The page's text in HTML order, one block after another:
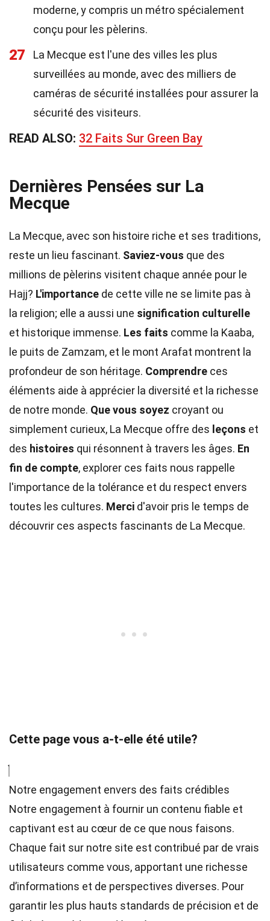
moderne, y compris un métro spécialement
conçu pour les pèlerins.
27
La Mecque est l'une des villes les plus
surveillées au monde, avec des milliers de
caméras de sécurité installées pour assurer la
sécurité des visiteurs.
READ ALSO: 32 Faits Sur Green Bay
Dernières Pensées sur La
Mecque
La Mecque, avec son histoire riche et ses traditions,
reste un lieu fascinant. Saviez-vous que des
millions de pèlerins visitent chaque année pour le
Hajj? L'importance de cette ville ne se limite pas à
la religion; elle a aussi une signification culturelle
et historique immense. Les faits comme la Kaaba,
le puits de Zamzam, et le mont Arafat montrent la
profondeur de son héritage. Comprendre ces
éléments aide à apprécier la diversité et la richesse
de notre monde. Que vous soyez croyant ou
simplement curieux, La Mecque offre des leçons et
des histoires qui résonnent à travers les âges. En
fin de compte, explorer ces faits nous rappelle
l'importance de la tolérance et du respect envers
toutes les cultures. Merci d'avoir pris le temps de
découvrir ces aspects fascinants de La Mecque.
Cette page vous a-t-elle été utile?
Notre engagement envers des faits crédibles
Notre engagement à fournir un contenu fiable et
captivant est au cœur de ce que nous faisons.
Chaque fait sur notre site est contribué par de vrais
utilisateurs comme vous, apportant une richesse
d’informations et de perspectives diverses. Pour
garantir les plus hauts standards de précision et de